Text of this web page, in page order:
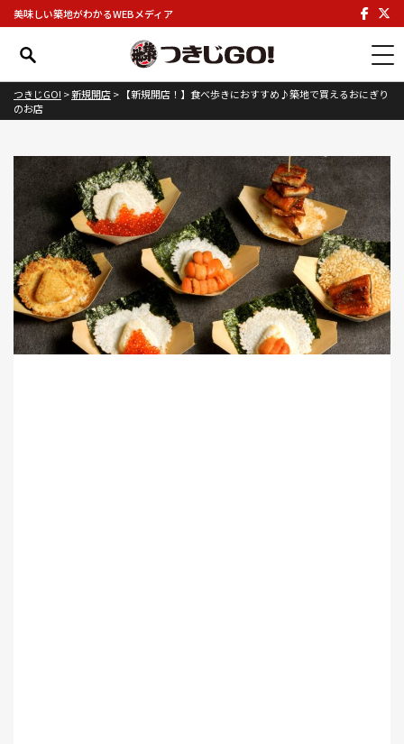
美味しい築地がわかるWEBメディア
つきじGO! >新規開店> 【新規開店！】食べ歩きにおすすめ♪築地で買えるおにぎり
のお店